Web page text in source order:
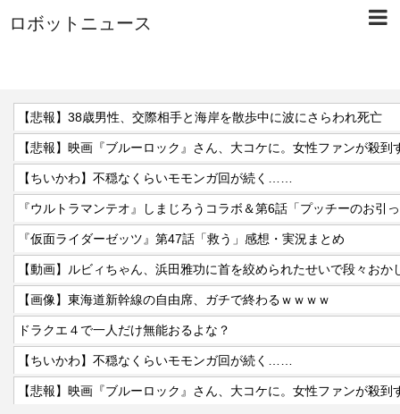
ロボットニュース
【悲報】38歳男性、交際相手と海岸を散歩中に波にさらわれ死亡
【悲報】映画『ブルーロック』さん、大コケに。女性ファンが殺
【ちいかわ】不穏なくらいモモンガ回が続く……
『ウルトラマンテオ』しまじろうコラボ＆第6話「プッチーのお引
『仮面ライダーゼッツ』第47話「救う」感想・実況まとめ
【動画】ルビィちゃん、浜田雅功に首を絞められたせいで段々おか
【画像】東海道新幹線の自由席、ガチで終わるｗｗｗｗ
ドラクエ４で一人だけ無能おるよな？
【ちいかわ】不穏なくらいモモンガ回が続く……
【悲報】映画『ブルーロック』さん、大コケに。女性ファンが殺